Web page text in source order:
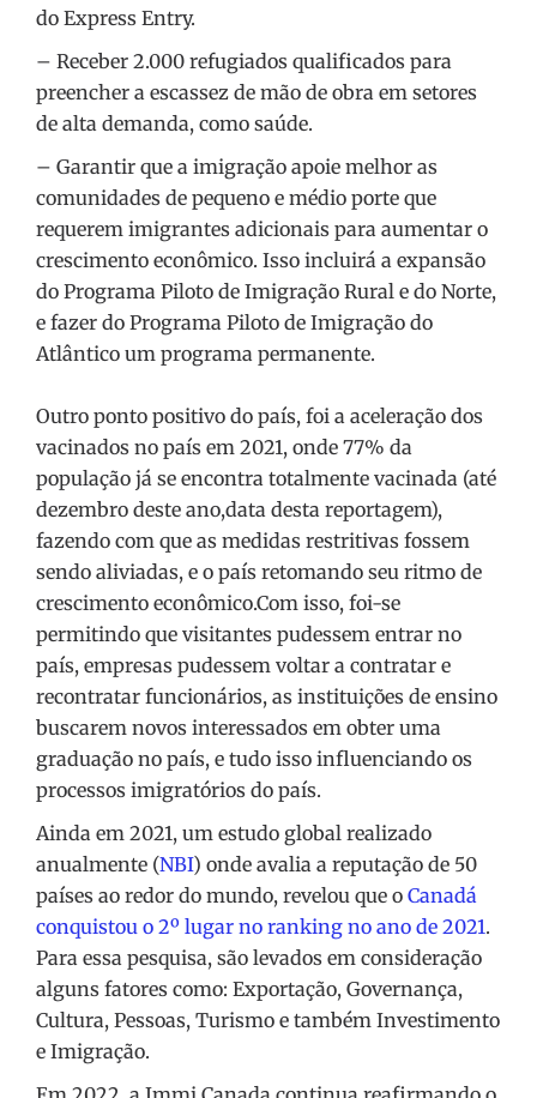
do Express Entry.
– Receber 2.000 refugiados qualificados para
preencher a escassez de mão de obra em setores
de alta demanda, como saúde.
– Garantir que a imigração apoie melhor as
comunidades de pequeno e médio porte que
requerem imigrantes adicionais para aumentar o
crescimento econômico. Isso incluirá a expansão
do Programa Piloto de Imigração Rural e do Norte,
e fazer do Programa Piloto de Imigração do
Atlântico um programa permanente.
Outro ponto positivo do país, foi a aceleração dos
vacinados no país em 2021, onde 77% da
população já se encontra totalmente vacinada (até
dezembro deste ano,data desta reportagem),
fazendo com que as medidas restritivas fossem
sendo aliviadas, e o país retomando seu ritmo de
crescimento econômico.Com isso, foi-se
permitindo que visitantes pudessem entrar no
país, empresas pudessem voltar a contratar e
recontratar funcionários, as instituições de ensino
buscarem novos interessados em obter uma
graduação no país, e tudo isso influenciando os
processos imigratórios do país.
Ainda em 2021, um estudo global realizado
anualmente (NBI) onde avalia a reputação de 50
países ao redor do mundo, revelou que o Canadá
conquistou o 2º lugar no ranking no ano de 2021.
Para essa pesquisa, são levados em consideração
alguns fatores como: Exportação, Governança,
Cultura, Pessoas, Turismo e também Investimento
e Imigração.